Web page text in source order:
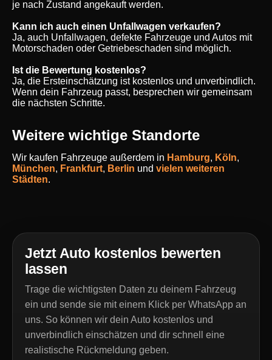
je nach Zustand angekauft werden.
Kann ich auch einen Unfallwagen verkaufen?
Ja, auch Unfallwagen, defekte Fahrzeuge und Autos mit
Motorschaden oder Getriebeschaden sind möglich.
Ist die Bewertung kostenlos?
Ja, die Ersteinschätzung ist kostenlos und unverbindlich.
Wenn dein Fahrzeug passt, besprechen wir gemeinsam
die nächsten Schritte.
Weitere wichtige Standorte
Wir kaufen Fahrzeuge außerdem in Hamburg, Köln,
München, Frankfurt, Berlin und vielen weiteren
Städten.
Jetzt Auto kostenlos bewerten
lassen
Trage die wichtigsten Daten zu deinem Fahrzeug
ein und sende sie mit einem Klick per WhatsApp an
uns. So können wir dein Auto kostenlos und
unverbindlich einschätzen und dir schnell eine
realistische Rückmeldung geben.